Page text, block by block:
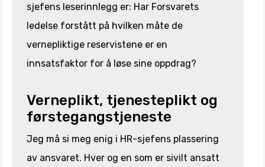
sjefens leserinnlegg er: Har Forsvarets
ledelse forstått på hvilken måte de
vernepliktige reservistene er en
innsatsfaktor for å løse sine oppdrag?
Verneplikt, tjenesteplikt og
førstegangstjeneste
Jeg må si meg enig i HR-sjefens plassering
av ansvaret. Hver og en som er sivilt ansatt